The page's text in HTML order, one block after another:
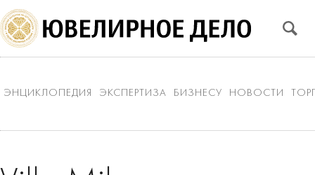
ЭНЦИКЛОПЕДИЯ ЭКСПЕРТИЗА БИЗНЕСУ НОВОСТИ